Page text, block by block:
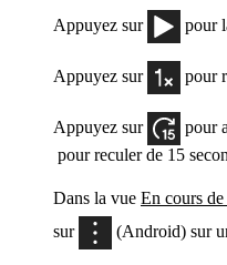
Appuyez sur pour
Appuyez sur pour
Appuyez sur
pour
pour reculer de 15
Dans la vue En cours
sur
(Android) sur